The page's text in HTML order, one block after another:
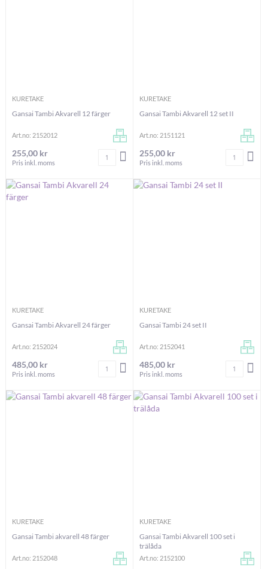
KURETAKE
Gansai Tambi Akvarell 12 färger
Art.no: 2152012
255,00 kr
Pris inkl. moms
Antal LÄGG I VARUKORGEN
KURETAKE
Gansai Tambi Akvarell 12 set II
Art.no: 2151121
255,00 kr
Pris inkl. moms
Antal
KURETAKE
Gansai Tambi Akvarell 24 färger
Art.no: 2152024
485,00 kr
Pris inkl. moms
Antal LÄGG I VARUKORGEN
KURETAKE
Gansai Tambi 24 set II
Art.no: 2152041
485,00 kr
Pris inkl. moms
Antal
KURETAKE
Gansai Tambi akvarell 48 färger
Art.no: 2152048
KURETAKE
Gansai Tambi Akvarell 100 set i
trälåda
Art.no: 2152100